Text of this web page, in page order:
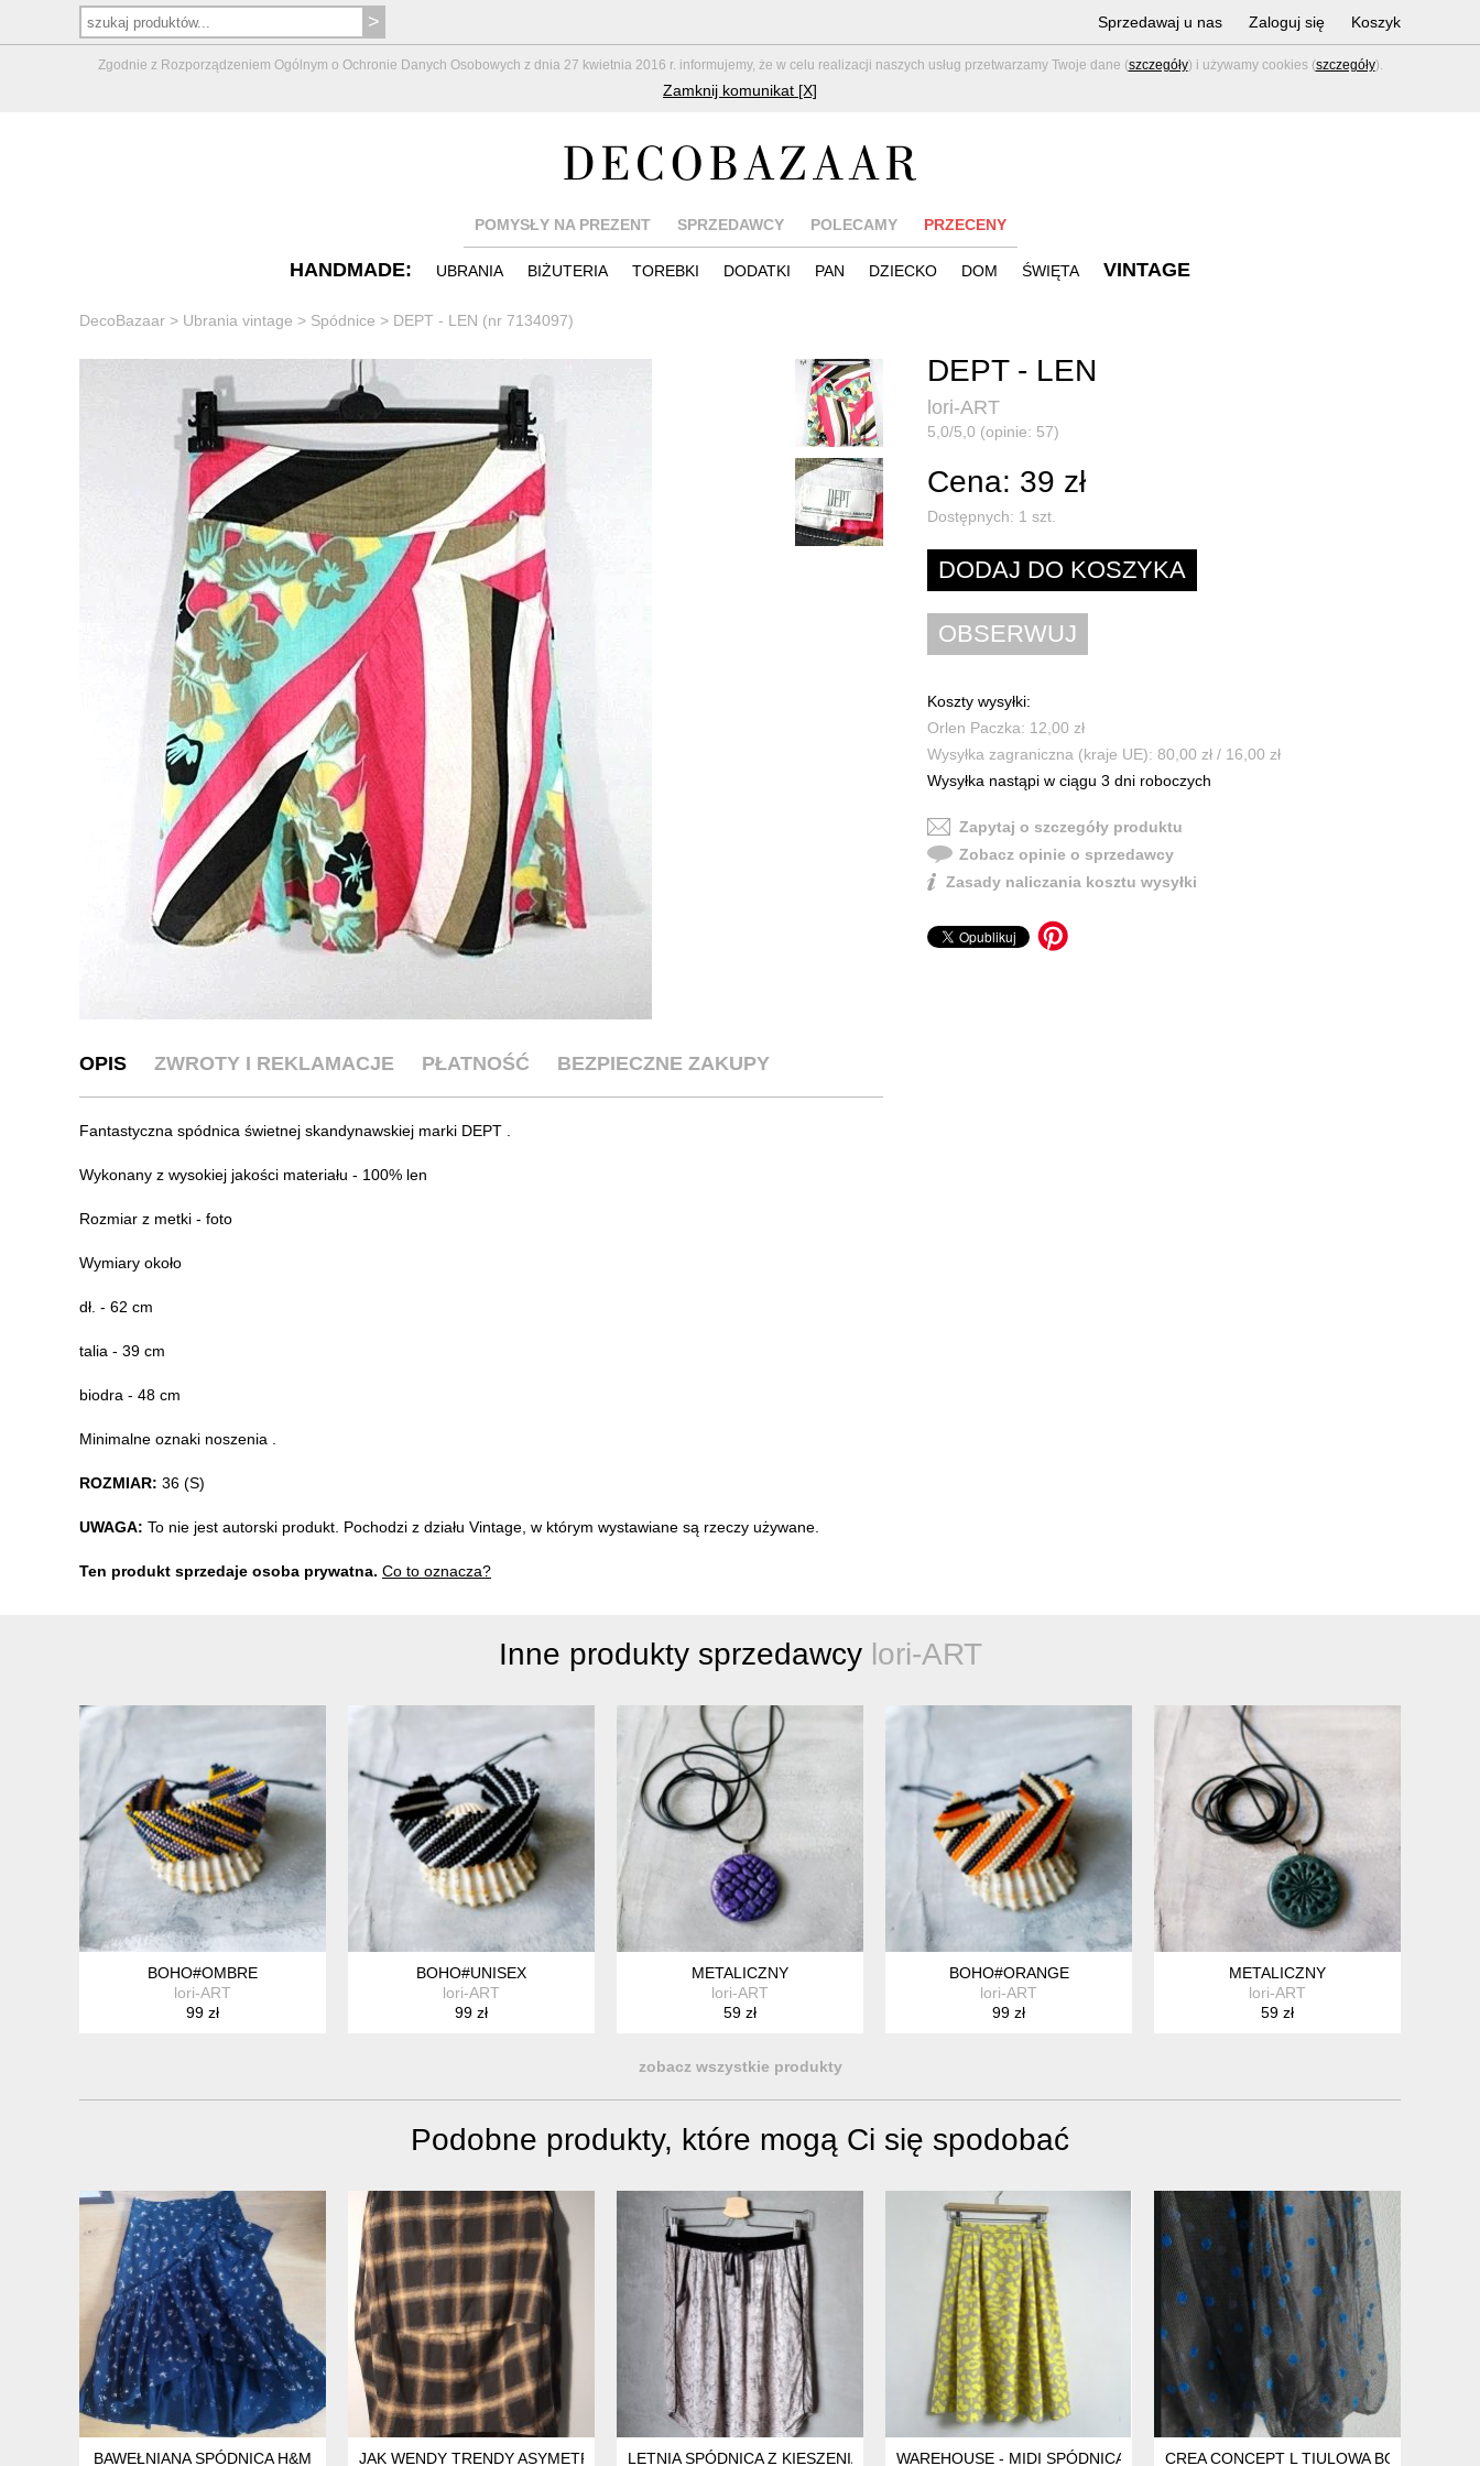
Zgodnie z Rozporządzeniem Ogólnym o Ochronie Danych Osobowych z dnia 27 kwietnia 2016 r. informujemy, że w celu realizacji naszych usług przetwarzamy Twoje dane (szczegóły) i używamy cookies (szczegóły).
Zamknij komunikat [X]
Sprzedawaj u nas Zaloguj się Koszyk
POMYSŁY NA PREZENT SPRZEDAWCY POLECAMY PRZECENY
HANDMADE: UBRANIA BIŻUTERIA TOREBKI DODATKI PAN DZIECKO DOM ŚWIĘTA VINTAGE
DecoBazaar > Ubrania vintage > Spódnice > DEPT - LEN (nr 7134097)
DEPT - LEN
lori-ART
5,0/5,0 (opinie: 57)
Cena: 39 zł
Dostępnych: 1 szt.
Koszty wysyłki:
Orlen Paczka: 12,00 zł
Wysyłka zagraniczna (kraje UE): 80,00 zł / 16,00 zł
Wysyłka nastąpi w ciągu 3 dni roboczych
Zapytaj o szczegóły produktu
Zobacz opinie o sprzedawcy
Zasady naliczania kosztu wysyłki
OPIS ZWROTY I REKLAMACJE PŁATNOŚĆ BEZPIECZNE ZAKUPY
Fantastyczna spódnica świetnej skandynawskiej marki DEPT .
Wykonany z wysokiej jakości materiału - 100% len
Rozmiar z metki - foto
Wymiary około
dł. - 62 cm
talia - 39 cm
biodra - 48 cm
Minimalne oznaki noszenia .
ROZMIAR: 36 (S)
UWAGA: To nie jest autorski produkt. Pochodzi z działu Vintage, w którym wystawiane są rzeczy używane.
Ten produkt sprzedaje osoba prywatna. Co to oznacza?
Inne produkty sprzedawcy lori-ART
BOHO#OMBRE
lori-ART
99 zł
BOHO#UNISEX
lori-ART
99 zł
METALICZNY
lori-ART
59 zł
BOHO#ORANGE
lori-ART
99 zł
METALICZNY
lori-ART
59 zł
zobacz wszystkie produkty
Podobne produkty, które mogą Ci się spodobać
BAWEŁNIANA SPÓDNICA H&M JAK WENDY TRENDY ASYMETRYCZNA MLETNIA SPÓDNICA Z KIESZENIAMI XS SWAREHOUSE - MIDI SPÓDNICA - 36 CREA CONCEPT L TIULOWA BOMBKA